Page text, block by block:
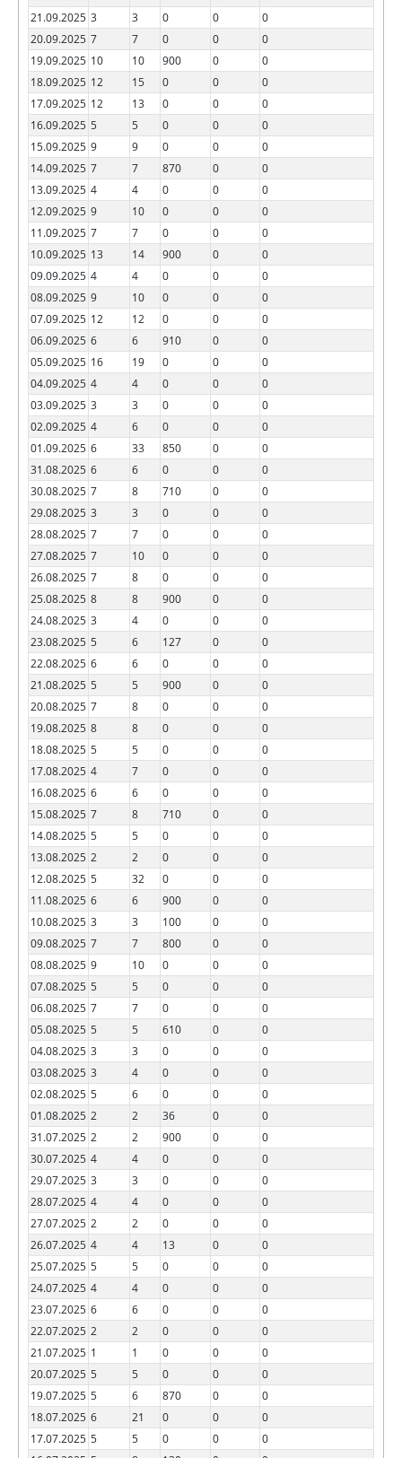
21.09.2025 3 3 0 0
0
20.09.2025 7 7 0 0
0
19.09.2025 10 10 900 0
0
18.09.2025 12 15 0 0
0
17.09.2025 12 13 0 0
0
16.09.2025 5 5 0 0
0
15.09.2025 9 9 0 0
0
14.09.2025 7 7 870 0
0
13.09.2025 4 4 0 0
0
12.09.2025 9 10 0 0
0
11.09.2025 7 7 0 0
0
10.09.2025 13 14 900 0
0
09.09.2025 4 4 0 0
0
08.09.2025 9 10 0 0
0
07.09.2025 12 12 0 0
0
06.09.2025 6 6 910 0
0
05.09.2025 16 19 0 0
0
04.09.2025 4 4 0 0
0
03.09.2025 3 3 0 0
0
02.09.2025 4 6 0 0
0
01.09.2025 6 33 850 0
0
31.08.2025 6 6 0 0
0
30.08.2025 7 8 710 0
0
29.08.2025 3 3 0 0
0
28.08.2025 7 7 0 0
0
27.08.2025 7 10 0 0
0
26.08.2025 7 8 0 0
0
25.08.2025 8 8 900 0
0
24.08.2025 3 4 0 0
0
23.08.2025 5 6 127 0
0
22.08.2025 6 6 0 0
0
21.08.2025 5 5 900 0
0
20.08.2025 7 8 0 0
0
19.08.2025 8 8 0 0
0
18.08.2025 5 5 0 0
0
17.08.2025 4 7 0 0
0
16.08.2025 6 6 0 0
0
15.08.2025 7 8 710 0
0
14.08.2025 5 5 0 0
0
13.08.2025 2 2 0 0
0
12.08.2025 5 32 0 0
0
11.08.2025 6 6 900 0
0
10.08.2025 3 3 100 0
0
09.08.2025 7 7 800 0
0
08.08.2025 9 10 0 0
0
07.08.2025 5 5 0 0
0
06.08.2025 7 7 0 0
0
05.08.2025 5 5 610 0
0
04.08.2025 3 3 0 0
0
03.08.2025 3 4 0 0
0
02.08.2025 5 6 0 0
0
01.08.2025 2 2 36 0
0
31.07.2025 2 2 900 0
0
30.07.2025 4 4 0 0
0
29.07.2025 3 3 0 0
0
28.07.2025 4 4 0 0
0
27.07.2025 2 2 0 0
0
26.07.2025 4 4 13 0
0
25.07.2025 5 5 0 0
0
24.07.2025 4 4 0 0
0
23.07.2025 6 6 0 0
0
22.07.2025 2 2 0 0
0
21.07.2025 1 1 0 0
0
20.07.2025 5 5 0 0
0
19.07.2025 5 6 870 0
0
18.07.2025 6 21 0 0
0
17.07.2025 5 5 0 0
0